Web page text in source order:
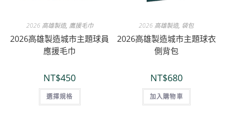
2026 高雄製造, 鷹援毛巾
2026高雄製造城市主題球員
應援毛巾
NT$450
選擇規格
2026 高雄製造, 袋包
2026高雄製造城市主題球衣
側背包
NT$680
加入購物車